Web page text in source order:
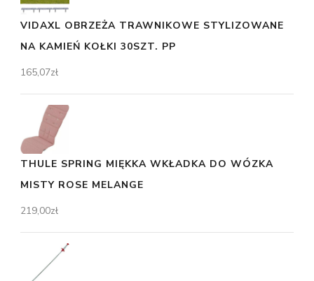
VIDAXL OBRZEŻA TRAWNIKOWE STYLIZOWANE
NA KAMIEŃ KOŁKI 30SZT. PP
165,07zł
THULE SPRING MIĘKKA WKŁADKA DO WÓZKA
MISTY ROSE MELANGE
219,00zł